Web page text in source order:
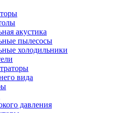
акустика
пылесосы
холодильники
вида
давления